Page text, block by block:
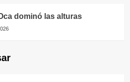
dominó las alturas